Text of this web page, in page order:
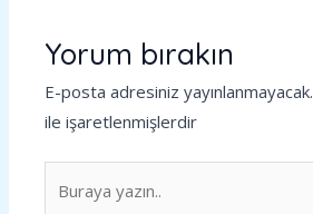
Yorum bırakın
E-posta adresiniz yayınlanmayacak.
ile işaretlenmişlerdir